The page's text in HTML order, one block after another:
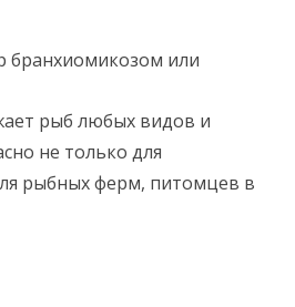
рыб любых видов и
не только для
рыбных ферм, питомцев в